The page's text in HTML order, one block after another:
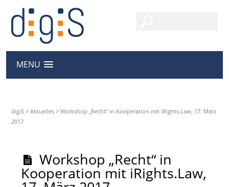
MENU
digiS >Aktuelles >Workshop „Recht“ in Kooperation mit iRights.Law, 17. März
2017
Workshop „Recht“ in
Kooperation mit iRights.Law,